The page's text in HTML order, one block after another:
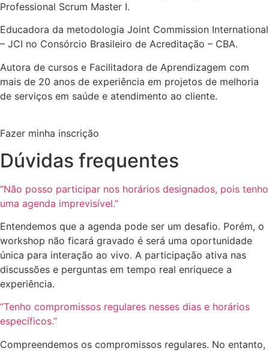
Professional Scrum Master I.
Educadora da metodologia Joint Commission International
– JCI no Consórcio Brasileiro de Acreditação – CBA.
Autora de cursos e Facilitadora de Aprendizagem com
mais de 20 anos de experiência em projetos de melhoria
de serviços em saúde e atendimento ao cliente.
Fazer minha inscrição
Dúvidas frequentes
“Não posso participar nos horários designados, pois tenho
uma agenda imprevisível.”
Entendemos que a agenda pode ser um desafio. Porém, o
workshop não ficará gravado é será uma oportunidade
única para interação ao vivo. A participação ativa nas
discussões e perguntas em tempo real enriquece a
experiência.
“Tenho compromissos regulares nesses dias e horários
específicos.”
Compreendemos os compromissos regulares. No entanto,